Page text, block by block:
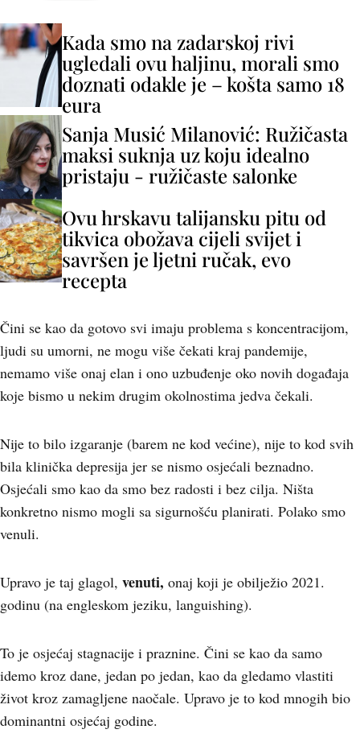
Kada smo na zadarskoj rivi
ugledali ovu haljinu, morali smo
doznati odakle je – košta samo 18
eura
Sanja Musić Milanović: Ružičasta
maksi suknja uz koju idealno
pristaju - ružičaste salonke
Ovu hrskavu talijansku pitu od
tikvica obožava cijeli svijet i
savršen je ljetni ručak, evo
recepta
Čini se kao da gotovo svi imaju problema s koncentracijom,
ljudi su umorni, ne mogu više čekati kraj pandemije,
nemamo više onaj elan i ono uzbuđenje oko novih događaja
koje bismo u nekim drugim okolnostima jedva čekali.
Nije to bilo izgaranje (barem ne kod većine), nije to kod svih
bila klinička depresija jer se nismo osjećali beznadno.
Osjećali smo kao da smo bez radosti i bez cilja. Ništa
konkretno nismo mogli sa sigurnošću planirati. Polako smo
venuli.
Upravo je taj glagol, venuti, onaj koji je obilježio 2021.
godinu (na engleskom jeziku, languishing).
To je osjećaj stagnacije i praznine. Čini se kao da samo
idemo kroz dane, jedan po jedan, kao da gledamo vlastiti
život kroz zamagljene naočale. Upravo je to kod mnogih bio
dominantni osjećaj godine.